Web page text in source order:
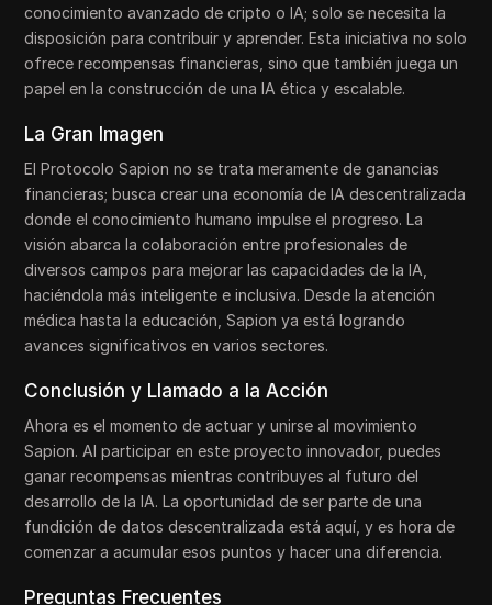
conocimiento avanzado de cripto o IA; solo se necesita la
disposición para contribuir y aprender. Esta iniciativa no solo
ofrece recompensas financieras, sino que también juega un
papel en la construcción de una IA ética y escalable.
La Gran Imagen
El Protocolo Sapion no se trata meramente de ganancias
financieras; busca crear una economía de IA descentralizada
donde el conocimiento humano impulse el progreso. La
visión abarca la colaboración entre profesionales de
diversos campos para mejorar las capacidades de la IA,
haciéndola más inteligente e inclusiva. Desde la atención
médica hasta la educación, Sapion ya está logrando
avances significativos en varios sectores.
Conclusión y Llamado a la Acción
Ahora es el momento de actuar y unirse al movimiento
Sapion. Al participar en este proyecto innovador, puedes
ganar recompensas mientras contribuyes al futuro del
desarrollo de la IA. La oportunidad de ser parte de una
fundición de datos descentralizada está aquí, y es hora de
comenzar a acumular esos puntos y hacer una diferencia.
Preguntas Frecuentes